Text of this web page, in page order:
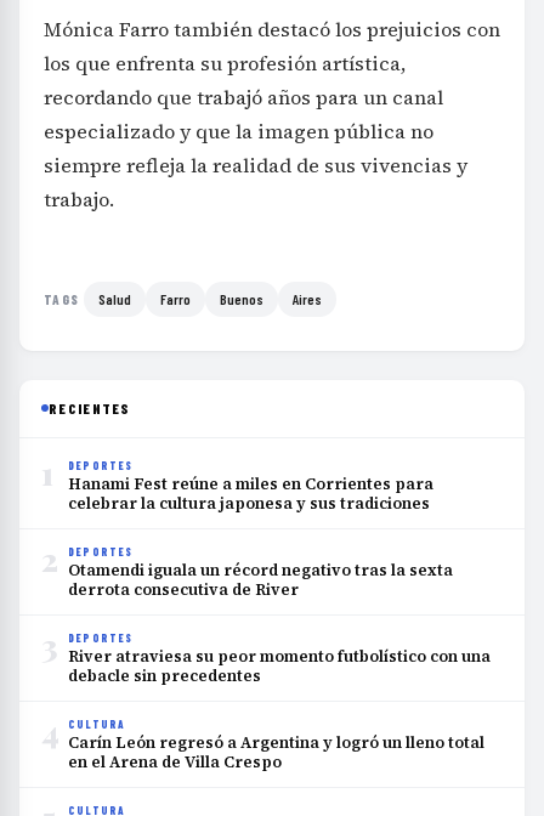
Mónica Farro también destacó los prejuicios con
los que enfrenta su profesión artística,
recordando que trabajó años para un canal
especializado y que la imagen pública no
siempre refleja la realidad de sus vivencias y
trabajo.
TAGS Salud Farro Buenos Aires
RECIENTES
1 DEPORTES
Hanami Fest reúne a miles en Corrientes para
celebrar la cultura japonesa y sus tradiciones
2 DEPORTES
Otamendi iguala un récord negativo tras la sexta
derrota consecutiva de River
3 DEPORTES
River atraviesa su peor momento futbolístico con una
debacle sin precedentes
4 CULTURA
Carín León regresó a Argentina y logró un lleno total
en el Arena de Villa Crespo
CULTURA